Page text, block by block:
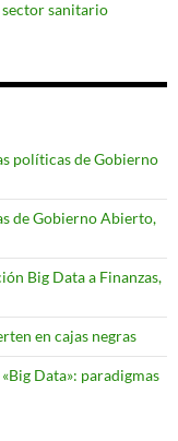
sector sanitario
políticas de Gobierno
de Gobierno Abierto,
Big Data a Finanzas,
en cajas negras
Data»: paradigmas